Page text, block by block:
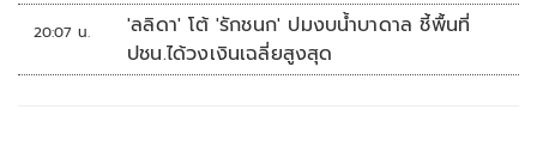
20:07 น.
'ลลิดา' โต้ 'รักชนก' ปมงบน้ำบาดาล ชี้พื้นที่
ปชน.ได้วงเงินเฉลี่ยสูงสุด